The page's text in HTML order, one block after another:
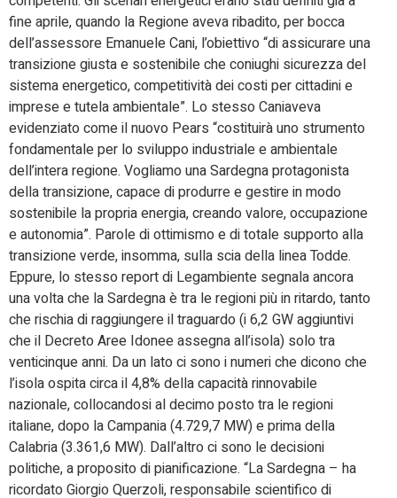
fine aprile, quando la Regione aveva ribadito, per bocca
dell’assessore Emanuele Cani, l’obiettivo “di assicurare una
transizione giusta e sostenibile che coniughi sicurezza del
sistema energetico, competitività dei costi per cittadini e
imprese e tutela ambientale”. Lo stesso Caniaveva
evidenziato come il nuovo Pears “costituirà uno strumento
fondamentale per lo sviluppo industriale e ambientale
dell’intera regione. Vogliamo una Sardegna protagonista
della transizione, capace di produrre e gestire in modo
sostenibile la propria energia, creando valore, occupazione
e autonomia”. Parole di ottimismo e di totale supporto alla
transizione verde, insomma, sulla scia della linea Todde.
Eppure, lo stesso report di Legambiente segnala ancora
una volta che la Sardegna è tra le regioni più in ritardo, tanto
che rischia di raggiungere il traguardo (i 6,2 GW aggiuntivi
che il Decreto Aree Idonee assegna all’isola) solo tra
venticinque anni. Da un lato ci sono i numeri che dicono che
l’isola ospita circa il 4,8% della capacità rinnovabile
nazionale, collocandosi al decimo posto tra le regioni
italiane, dopo la Campania (4.729,7 MW) e prima della
Calabria (3.361,6 MW). Dall’altro ci sono le decisioni
politiche, a proposito di pianificazione. “La Sardegna – ha
ricordato Giorgio Querzoli, responsabile scientifico di